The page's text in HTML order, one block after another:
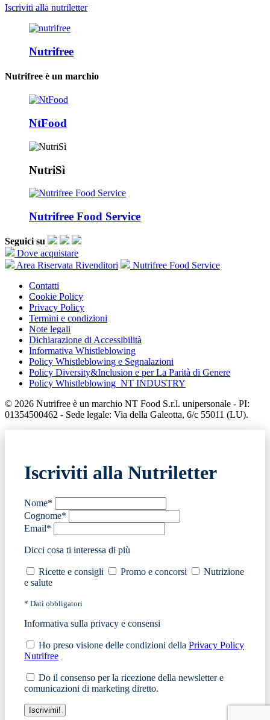
Iscriviti alla nutriletter
Nutrifree
Nutrifree è un marchio
NtFood
NutriSì
Nutrifree Food Service
Seguici su
Dove acquistare
Area Riservata Rivenditori
Nutrifree Food Service
Contatti
Cookie Policy
Privacy Policy
Termini e condizioni
Note legali
Dichiarazione di Accessibilità
Informativa Whistleblowing
Policy Whistleblowing e Segnalazioni
Policy Diversity&Inclusion e per La Parità di Genere
Policy Whistleblowing_NT INDUSTRY
© 2026 Nutrifree è un marchio NT Food S.r.l. unipersonale - PI:
01354500462 - Sede legale: Via della Galeotta, 6/c 55011 (LU).
Iscriviti alla Nutriletter
Nome*
Cognome*
Email*
Dicci cosa ti interessa di più
Ricette e consigli Promo e concorsi
Nutrizione
e salute
* Dati obbligatori
Informativa sulla privacy e consensi
Ho preso visione delle condizioni della Privacy Policy
Nutrifree
Do il consenso per la ricezione della newsletter e
comunicazioni di marketing diretto.
Iscrivimi!